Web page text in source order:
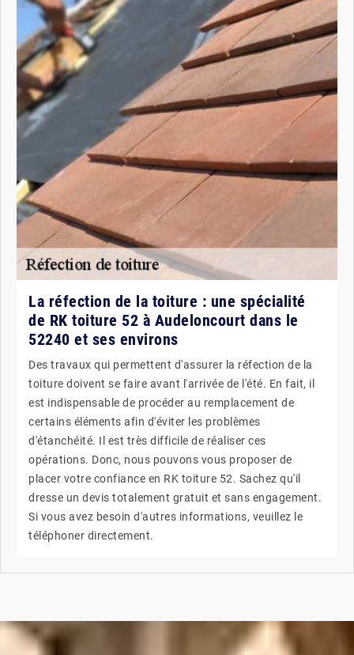
La réfection de la toiture : une spécialité
de RK toiture 52 à Audeloncourt dans le
52240 et ses environs
Des travaux qui permettent d'assurer la réfection de la
toiture doivent se faire avant l'arrivée de l'été. En fait, il
est indispensable de procéder au remplacement de
certains éléments afin d'éviter les problèmes
d'étanchéité. Il est très difficile de réaliser ces
opérations. Donc, nous pouvons vous proposer de
placer votre confiance en RK toiture 52. Sachez qu'il
dresse un devis totalement gratuit et sans engagement.
Si vous avez besoin d'autres informations, veuillez le
téléphoner directement.